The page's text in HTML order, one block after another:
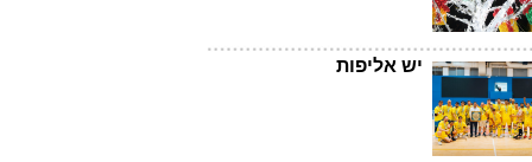
יש אליפות